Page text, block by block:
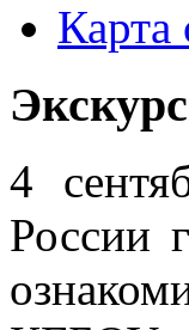
Карта
4
России